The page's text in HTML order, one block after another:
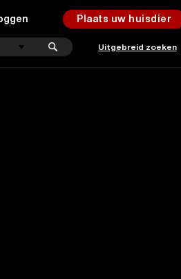
Plaats uw huisdier
Uitgebreid zoeken